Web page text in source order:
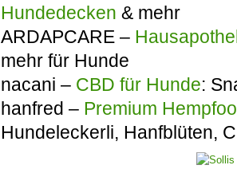
Hundedecken & mehr
ARDAPCARE –
mehr für Hunde
nacani – CBD für Hunde:
hanfred – Premium
Hundeleckerli, Hanfblüten,